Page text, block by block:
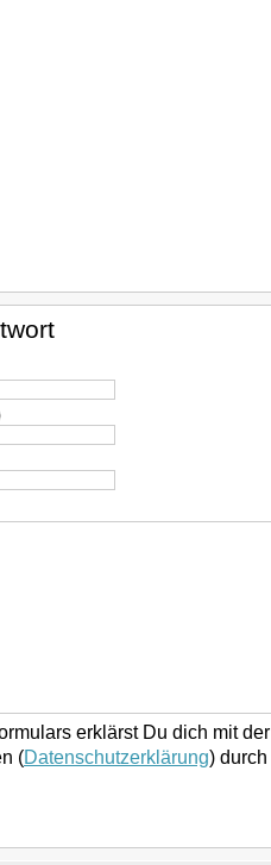
erklärst Du dich mit
(Datenschutzerklärung)